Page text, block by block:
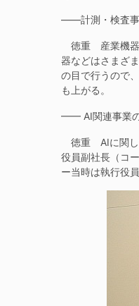
——計測・検査事
徳重 産業機器
器などはさまざ
の目で行うので
も上がる。
—— AI関連事業の
徳重 AIに関し
役員副社長（コ
ー当時は執行役